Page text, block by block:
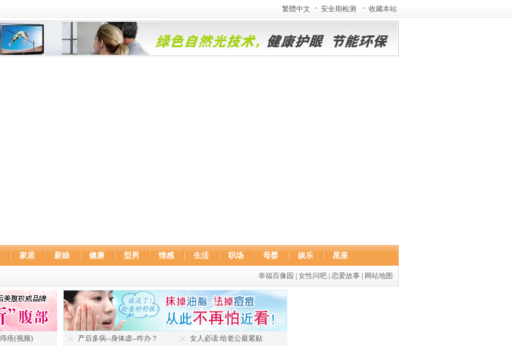
繁體中文 安全期检测 收藏本站
家居 新娘 健康 型男 情感 生活 职场 母婴 娱乐 星座
幸福百像园 女性问吧 恋爱故事 网站地图
疮(视频) 产后多病--身体虚--咋办？
女人必读:给老公最紧贴